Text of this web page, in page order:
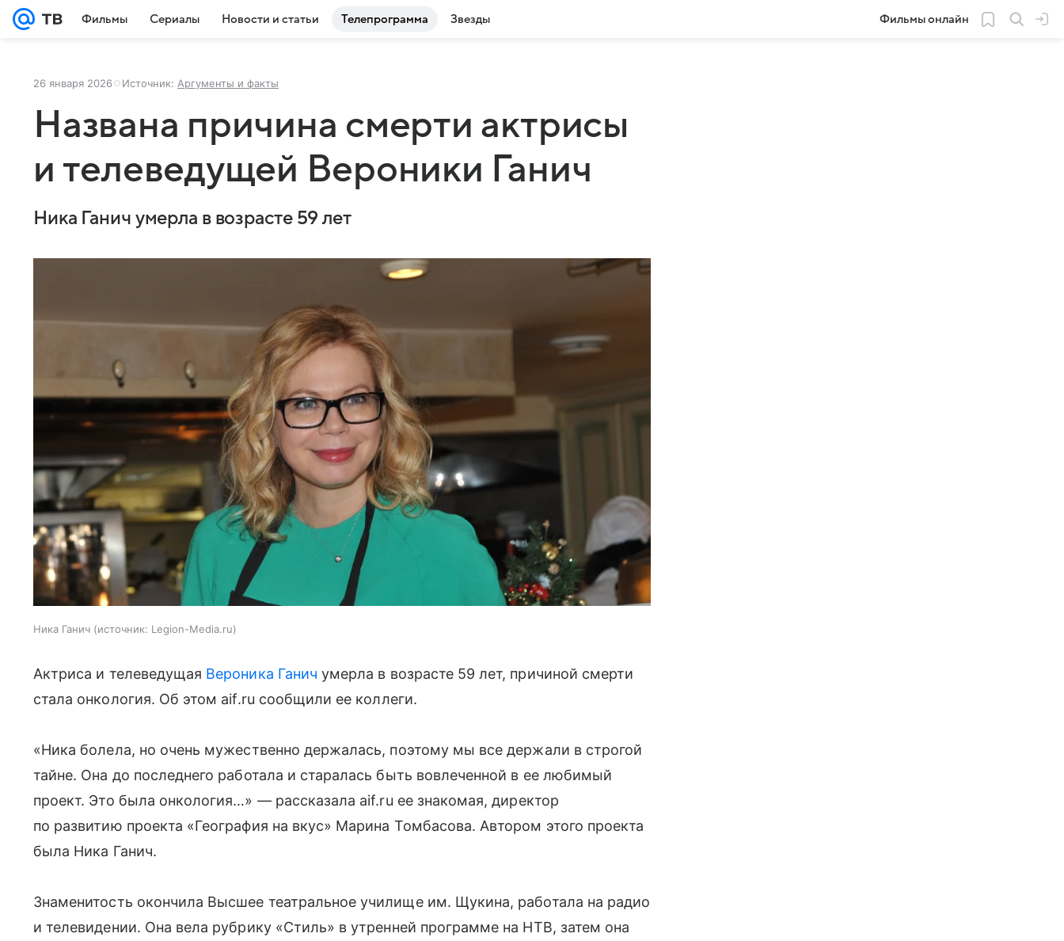
Фильмы Сериалы Новости и статьи Телепрограмма Звезды Фильмы онлайн
26 января 2026 Источник: Аргументы и факты
Названа причина смерти актрисы
и телеведущей Вероники Ганич
Ника Ганич умерла в возрасте 59 лет
Ника Ганич источник: Legion-Media.ru
Актриса и телеведущая Вероника Ганич умерла в возрасте 59 лет, причиной смерти
стала онкология. Об этом aif.ru сообщили ее коллеги.
«Ника болела, но очень мужественно держалась, поэтому мы все держали в строгой
тайне. Она до последнего работала и старалась быть вовлеченной в ее любимый
проект. Это была онкология…» — рассказала aif.ru ее знакомая, директор
по развитию проекта «География на вкус» Марина Томбасова. Автором этого проекта
была Ника Ганич.
Знаменитость окончила Высшее театральное училище им. Щукина, работала на радио
и телевидении. Она вела рубрику «Стиль» в утренней программе на НТВ, затем она